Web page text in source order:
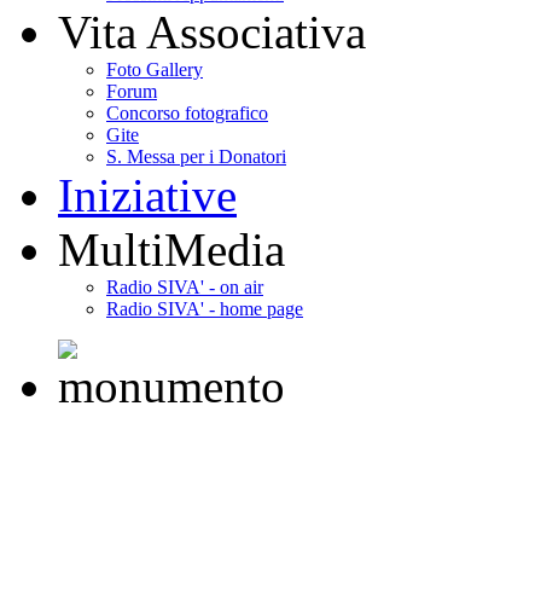
Vita Associativa
Foto Gallery
Forum
Concorso fotografico
Gite
S. Messa per i Donatori
Iniziative
MultiMedia
Radio SIVA' - on air
Radio SIVA' - home page